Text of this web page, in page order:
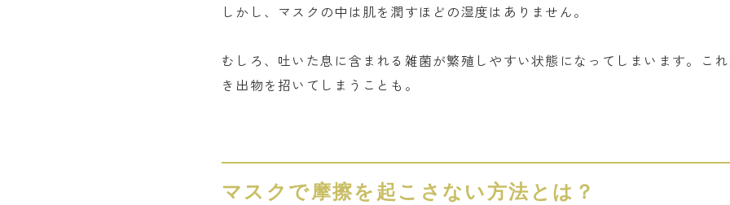
しかし、マスクの中は肌を潤すほどの湿度はありません。
むしろ、吐いた息に含まれる雑菌が繁殖しやすい状態になってしまいます。こ
き出物を招いてしまうことも。
マスクで摩擦を起こさない方法とは？